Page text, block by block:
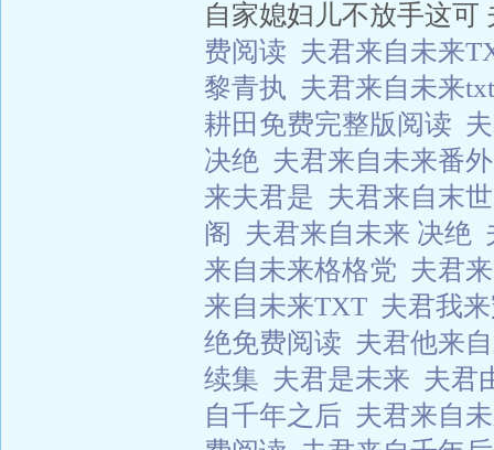
自家媳妇儿不放手这可
费阅读 夫君来自未来
黎青执 夫君来自未来
耕田免费完整版阅读
决绝 夫君来自未来番
来夫君是 夫君来自末
阁 夫君来自未来 决绝
来自未来格格党 夫君
来自未来TXT 夫君我
绝免费阅读 夫君他来
续集 夫君是未来 夫君
自千年之后 夫君来自